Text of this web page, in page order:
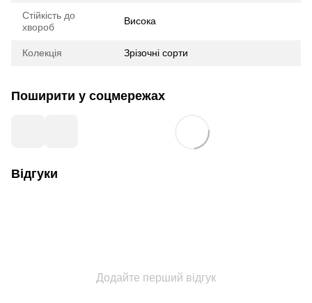
Стійкість до
хвороб
Висока
Колекція Зрізочні сорти
Поширити у соцмережах
Відгуки
Додайте перший відгук